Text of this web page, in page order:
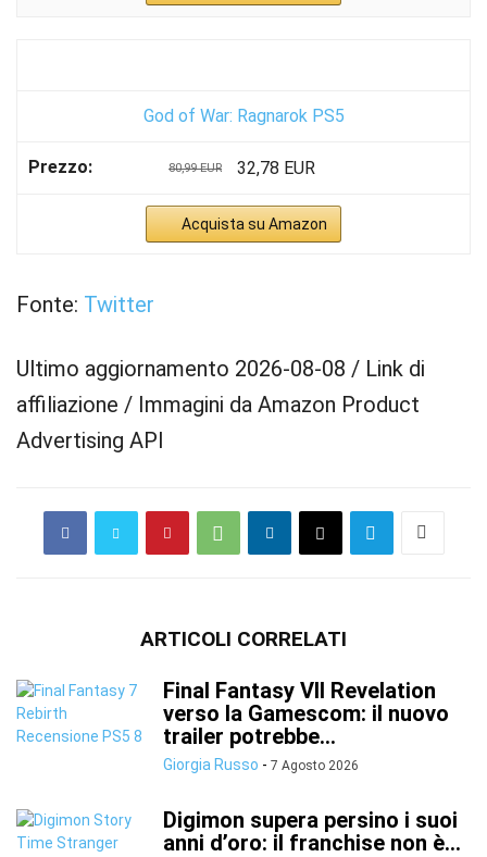
God of War: Ragnarok PS5
80,99 EUR 32,78 EUR
Acquista su Amazon
Fonte: Twitter
Ultimo aggiornamento 2026-08-08 / Link di
affiliazione / Immagini da Amazon Product
Advertising API
ARTICOLI CORRELATI
Final Fantasy VII Revelation
verso la Gamescom: il nuovo
trailer potrebbe...
Giorgia Russo - 7 Agosto 2026
Digimon supera persino i suoi
anni d’oro: il franchise non è...